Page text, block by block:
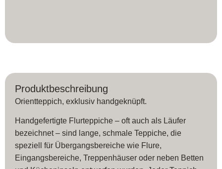
Produktbeschreibung
Orientteppich, exklusiv handgeknüpft.
Handgefertigte Flurteppiche – oft auch als Läufer
bezeichnet – sind lange, schmale Teppiche, die
speziell für Übergangsbereiche wie Flure,
Eingangsbereiche, Treppenhäuser oder neben Betten